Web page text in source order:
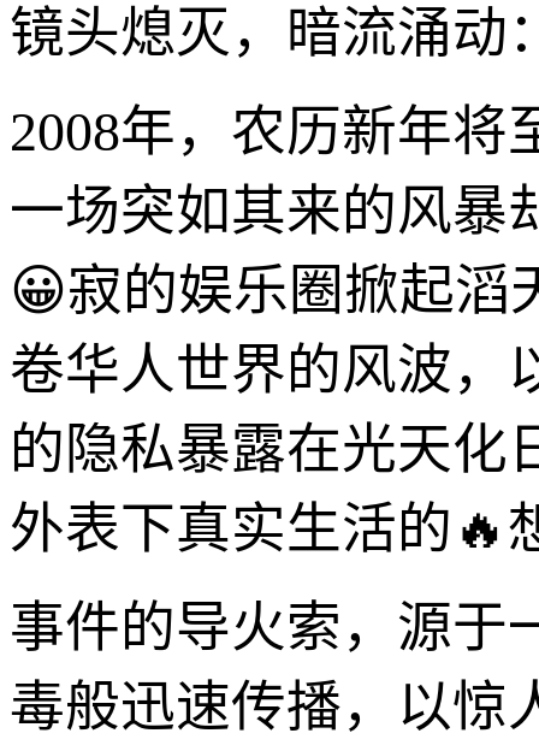
镜头熄灭，暗流涌动
2008年，农历新年
一场突如其来的风暴
😀寂的娱乐圈掀起
卷华人世界的风波，
的隐私暴露在光天化
外表下真实生活的🔥
事件的导火索，源于
毒般迅速传播，以惊